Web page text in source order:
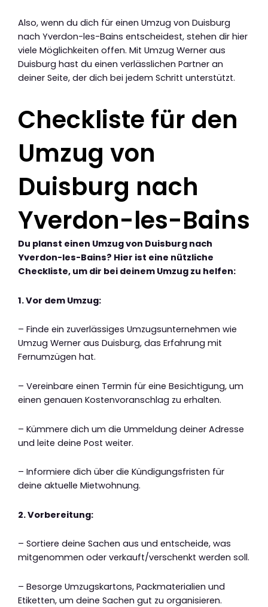
Also, wenn du dich für einen Umzug von Duisburg
nach Yverdon-les-Bains entscheidest, stehen dir hier
viele Möglichkeiten offen. Mit Umzug Werner aus
Duisburg hast du einen verlässlichen Partner an
deiner Seite, der dich bei jedem Schritt unterstützt.
Checkliste für den
Umzug von
Duisburg nach
Yverdon-les-Bains
Du planst einen Umzug von Duisburg nach
Yverdon-les-Bains? Hier ist eine nützliche
Checkliste, um dir bei deinem Umzug zu helfen:
1. Vor dem Umzug:
– Finde ein zuverlässiges Umzugsunternehmen wie
Umzug Werner aus Duisburg, das Erfahrung mit
Fernumzügen hat.
– Vereinbare einen Termin für eine Besichtigung, um
einen genauen Kostenvoranschlag zu erhalten.
– Kümmere dich um die Ummeldung deiner Adresse
und leite deine Post weiter.
– Informiere dich über die Kündigungsfristen für
deine aktuelle Mietwohnung.
2. Vorbereitung:
– Sortiere deine Sachen aus und entscheide, was
mitgenommen oder verkauft/verschenkt werden soll.
– Besorge Umzugskartons, Packmaterialien und
Etiketten, um deine Sachen gut zu organisieren.